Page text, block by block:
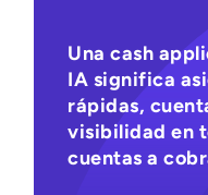
Una cash
IA significa
rápidas,
visibilidad en
cuentas a